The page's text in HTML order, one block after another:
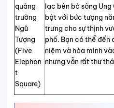
quảng
trường
Ngũ
Tượng
(Five
Elephan
t
Square)
lạc bên bờ sông
bật với bức tượng
trưng cho sự thịnh
phố. Bạn có thể đến
niệm và hòa mình
nhưng vẫn rất thư